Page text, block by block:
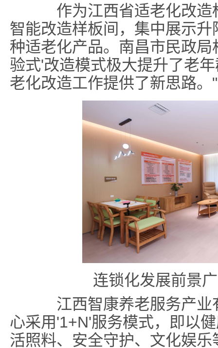
作为江西省适老化改造
智能改造样板间，集中展示
种适老化产品。南昌市民政
验式'改造模式极大提升了老
老化改造工作提供了新思路。"
连锁化发展前景
江西智康养老服务产业
心采用'1+N'服务模式，即以
活照料、安全守护、文化娱